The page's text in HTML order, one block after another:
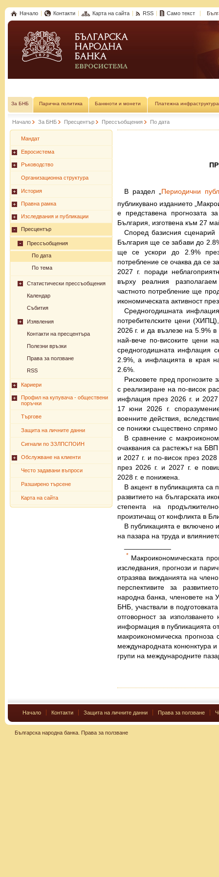
Начало Контакти Карта на сайта RSS Само текст
За БНБ Парична политика Банкноти и монети Платежна инфраструктура
Начало За БНБ Пресцентър Прессъобщения По дата
Мандат
Евросистема
Ръководство
Организационна структура
История
Правна рамка
Изследвания и публикации
Пресцентър
Прессъобщения
По дата
По тема
Статистически прессъобщения
Календар
Събития
Изявления
Контакти на пресцентъра
Полезни връзки
Права за ползване
RSS
Кариери
Профил на купувача - обществени
поръчки
Търгове
Защита на личните данни
Сигнали по ЗЗЛПСПОИН
Обслужване на клиенти
Често задавани въпроси
Разширено търсене
Карта на сайта
В раздел „ Периодични
публикувано изданието
е представена прогнозата
България, изготвена към 27
Според базисния
България ще се забави до
ще се ускори до 2.9%
потребление се очаква да се
2027 г. поради
върху реалния
частното потребление ще
икономическата активност
Средногодишната
потребителските цени
2026 г. и да възлезе на 5.9% в
най-вече по-високите цени
средногодишната инфлация
2.9%, а инфлацията в края
2.6%.
Рисковете пред
с реализиране на по-висок
инфлация през 2026 г. и
17 юни 2026 г.
военните действия,
се понижи съществено
В сравнение с
очаквания са растежът на
и 2027 г. и по-висок през
през 2026 г. и 2027 г. е
2028 г. е понижена.
В акцент в публикацията са
развитието на българската
степента на
произтичащ от конфликта в
В публикацията е включено
на пазара на труда и
* Макроикономическата
изследвания, прогнози и
отразява вижданията на
перспективите за
народна банка, членовете на
БНБ, участвали в
отговорност за
информация в публикацията
макроикономическа прогноза
международната конюнктура
групи на международните
Начало Контакти Защита на личните данни Права за ползване
Българска народна банка. Права за ползване